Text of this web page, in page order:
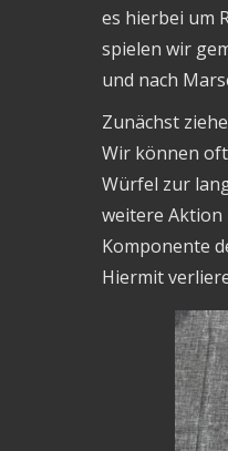
es hierbei um
spielen wir
und nach
Zunächst
Wir können
Würfel zur
weitere Aktion
Komponente
Hiermit